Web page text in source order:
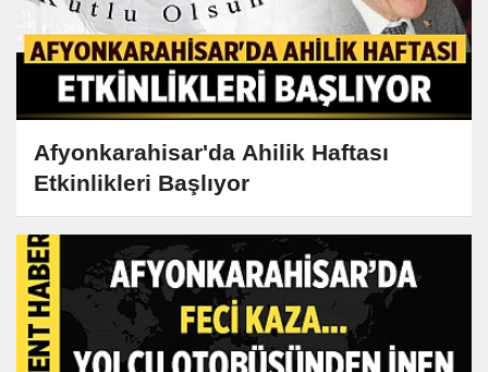
Afyonkarahisar'da Ahilik Haftası
Etkinlikleri Başlıyor